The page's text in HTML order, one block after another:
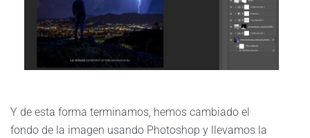
Y de esta forma terminamos, hemos cambiado el
fondo de la imagen usando Photoshop y llevamos la